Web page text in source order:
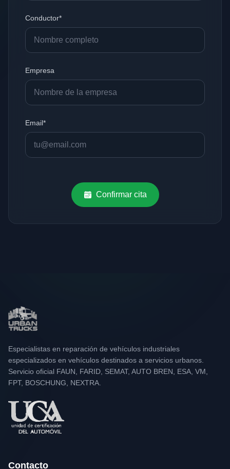
Conductor*
Empresa
Email*
Confirmar cita
Especialistas en reparación de vehículos industriales
especializados en vehículos destinados a servicios urbanos.
Servicio oficial FAUN, FARID, SEMAT, AUTO BREN, ESA, VM,
FPT, BOSCHUNG, NEXTRA.
Contacto